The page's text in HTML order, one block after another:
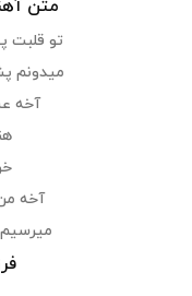
متن
تو قلبت
میدونم
آخه
آخه
میرسیم